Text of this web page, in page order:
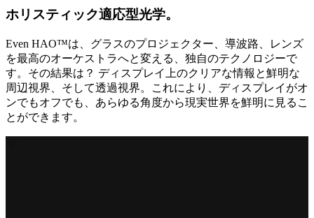
ホリスティック適応型光学。
Even HAO™は、グラスのプロジェクター、導波路、レンズ
を最高のオーケストラへと変える、独自のテクノロジーで
す。その結果は？ ディスプレイ上のクリアな情報と鮮明な
周辺視界、そして透過視界。これにより、ディスプレイがオ
ンでもオフでも、あらゆる角度から現実世界を鮮明に見るこ
とができます。